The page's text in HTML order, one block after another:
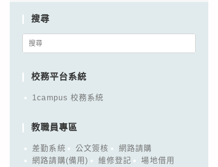
搜尋
Search
校務平台系統
1campus 校務系統
教職員專區
差勤系統 公文簽核
網路請購
網路請購(備用)
維修登記
場地借用